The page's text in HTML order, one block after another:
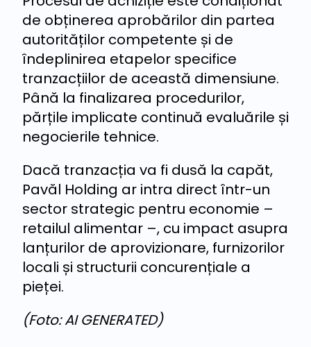
de obținerea aprobărilor din partea
autorităților competente și de
îndeplinirea etapelor specifice
tranzacțiilor de această dimensiune.
Până la finalizarea procedurilor,
părțile implicate continuă evaluările și
negocierile tehnice.
Dacă tranzacția va fi dusă la capăt,
Pavăl Holding ar intra direct într-un
sector strategic pentru economie –
retailul alimentar –, cu impact asupra
lanțurilor de aprovizionare, furnizorilor
locali și structurii concurențiale a
pieței.
(Foto: AI GENERATED)